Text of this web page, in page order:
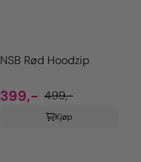
NSB Rød Hoodzip
399,- 499,-
Kjøp